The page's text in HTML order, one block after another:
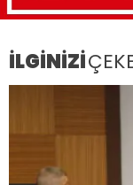
İLGİNİZİ